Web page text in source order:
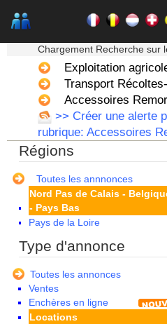
Chargement Recherche sur
Exploitation
Transport
Accessoires
>> Créer une alerte
rubrique: Accessoires
Régions
Toutes les annnonces
Franche Comte - Suisse
Guadeloupe
Haute Normandie
Ile de France
La Réunion
Languedoc Roussillon
Limousin
Lorraine
Martinique
Mayotte
Midi Pyrenees - Espagne -
Portugal
Nord Pas de Calais -
- Pays Bas
Pays de la Loire
Poitou Charentes
Provence Alpes Cote d'Azur -
Italie
Rhone Alpes
Type d'annonce
Toutes les annonces
Ventes
Enchères en ligne
Locations